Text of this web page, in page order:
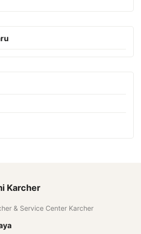
Karcher
& Service Center Karcher